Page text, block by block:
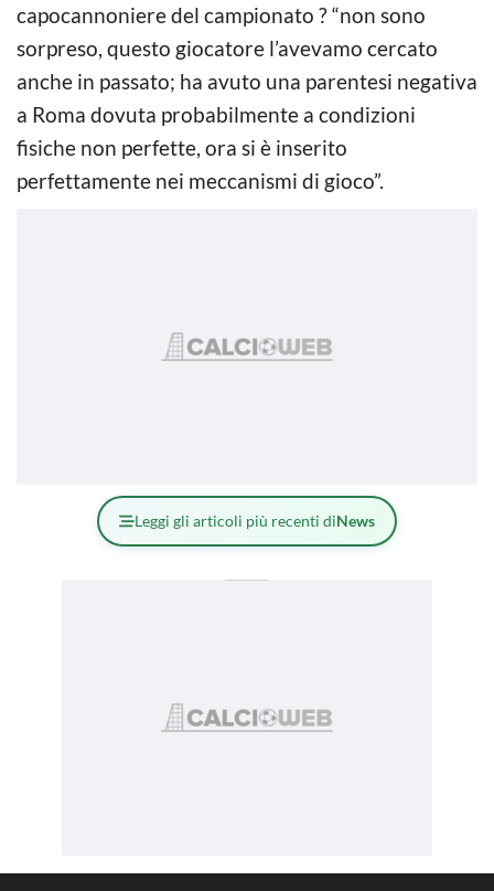
capocannoniere del campionato ? “non sono
sorpreso, questo giocatore l’avevamo cercato
anche in passato; ha avuto una parentesi negativa
a Roma dovuta probabilmente a condizioni
fisiche non perfette, ora si è inserito
perfettamente nei meccanismi di gioco”.
Leggi gli articoli più recenti diNews